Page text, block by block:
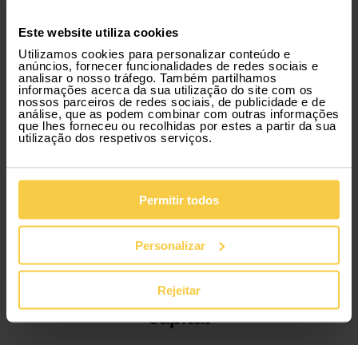
Este website utiliza cookies
Utilizamos cookies para personalizar conteúdo e
anúncios, fornecer funcionalidades de redes sociais e
analisar o nosso tráfego. Também partilhamos
informações acerca da sua utilização do site com os
nossos parceiros de redes sociais, de publicidade e de
análise, que as podem combinar com outras informações
que lhes forneceu ou recolhidas por estes a partir da sua
utilização dos respetivos serviços.
Permitir todos
Personalizar
Rejeitar
de curta duração ou longa duração, de forma 100%
digital. Quando já não precisares do carro, podes
entregá-lo sem penalizações.
Vários modelos para aluguer de
carro em Prior Velho
Alugar carro desportivo ou optar por um aluguer de
carro familiar em Prior Velho é agora mais flexível com
a Xtracars. Tens vários modelos de carros disponíveis,
carro de um dia até 12 meses, sempre com as
Rent-a-car Lisboa: conhece a
capital